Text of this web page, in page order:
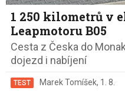
1 250 kilometrů v
Leapmotoru B05
Cesta z Česka do
dojezd i nabíjení
TEST Marek Tomíšek, 1. 8.